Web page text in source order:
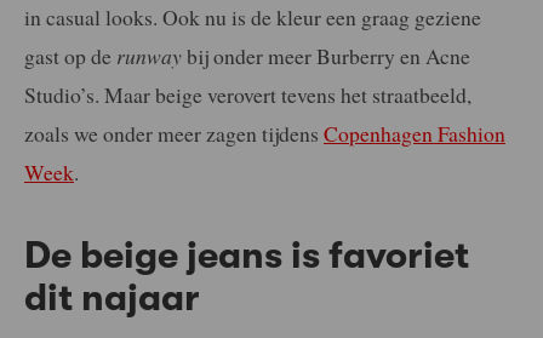
in casual looks. Ook nu is de kleur een graag geziene
gast op de runwaybij onder meer Burberry en Acne
Studio’s. Maar beige verovert tevens het straatbeeld,
zoals we onder meer zagen tijdens Copenhagen Fashion
Week.
De beige jeans is favoriet
dit najaar